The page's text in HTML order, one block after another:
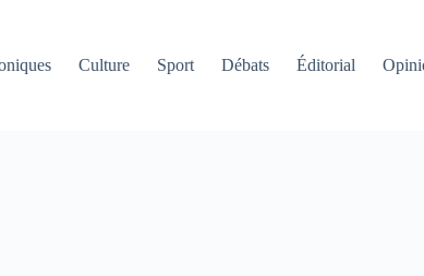
Culture Sport Débats Éditorial